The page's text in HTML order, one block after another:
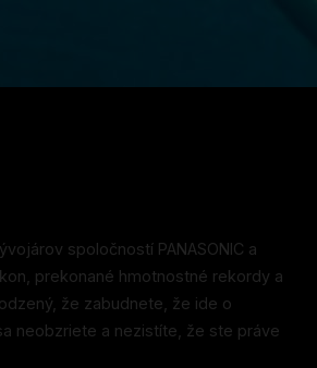
spoločností PANASONIC a
prekonané hmotnostné rekordy a
že zabudnete, že ide o
neobzriete a nezistíte, že ste práve